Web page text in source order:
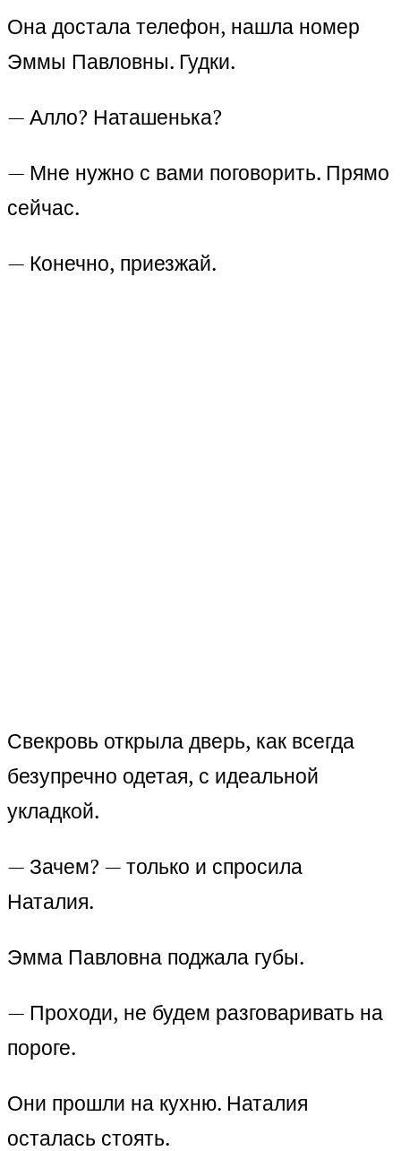
Она достала телефон, нашла номер
Эммы Павловны. Гудки.
— Алло? Наташенька?
— Мне нужно с вами поговорить. Прямо
сейчас.
— Конечно, приезжай.
Свекровь открыла дверь, как всегда
безупречно одетая, с идеальной
укладкой.
— Зачем? — только и спросила
Наталия.
Эмма Павловна поджала губы.
— Проходи, не будем разговаривать на
пороге.
Они прошли на кухню. Наталия
осталась стоять.